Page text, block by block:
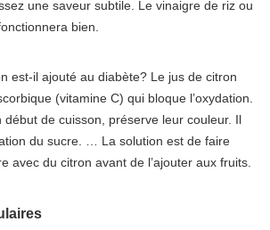
une saveur subtile. Le vinaigre de riz ou
bien.
est-il ajouté au diabète? Le jus de citron
(vitamine C) qui bloque l’oxydation.
début de cuisson, préserve leur couleur. Il
du sucre. … La solution est de faire
avec du citron avant de l’ajouter aux fruits.